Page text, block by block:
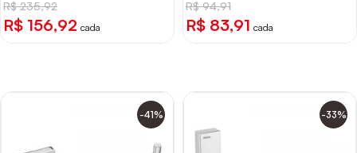
R$ 235,92
R$ 156,92 cada
R$ 94,91
R$ 83,91 cada
-41% -33%